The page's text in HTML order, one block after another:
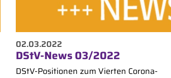
02.03.2022
DStV-News 03/2022
DStV-Positionen zum Vierten Corona-